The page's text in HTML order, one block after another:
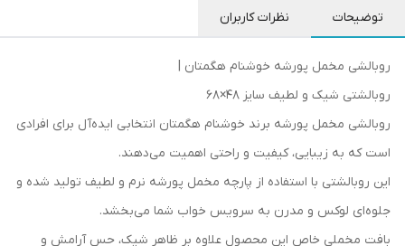
توضیحات نظرات کاربران
روبالشی مخمل پورشه خوشنام هگمتان |
روبالشتی شیک و لطیف سایز 48×68
روبالشی مخمل پورشه برند خوشنام هگمتان انتخابی ایده‌آل برای افرادی
است که به زیبایی، کیفیت و راحتی اهمیت می‌دهند.
این روبالشتی با استفاده از پارچه مخمل پورشه نرم و لطیف تولید شده و
جلوه‌ای لوکس و مدرن به سرویس خواب شما می‌بخشد.
بافت مخملی خاص این محصول علاوه بر ظاهر شیک، حس آرامش و